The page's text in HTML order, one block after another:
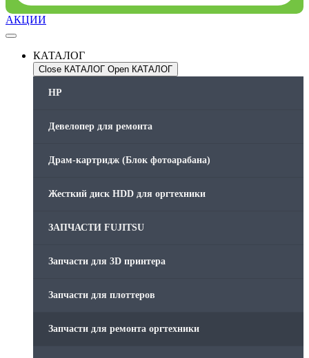
АКЦИИ
КАТАЛОГ
Close КАТАЛОГ Open КАТАЛОГ
HP
Девелопер для ремонта
Драм-картридж (Блок фотоарабана)
Жесткий диск HDD для оргтехники
ЗАПЧАСТИ FUJITSU
Запчасти для 3D принтера
Запчасти для плоттеров
Запчасти для ремонта оргтехники